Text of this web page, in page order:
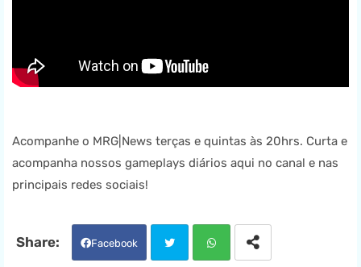
Acompanhe o MRG|News terças e quintas às 20hrs. Curta e
acompanha nossos gameplays diários aqui no canal e nas
principais redes sociais!
Facebook